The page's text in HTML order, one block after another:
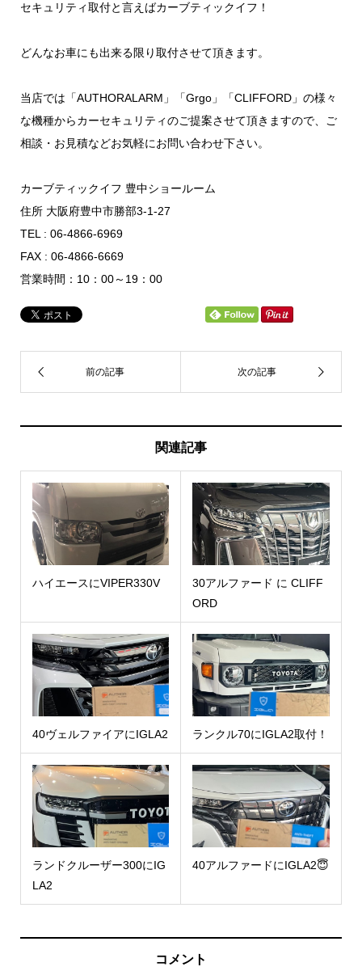
セキュリティ取付と言えばカーブティックイフ！
どんなお車にも出来る限り取付させて頂きます。
当店では「AUTHORALARM」「Grgo」「CLIFFORD」の様々
な機種からカーセキュリティのご提案させて頂きますので、ご
相談・お見積などお気軽にお問い合わせ下さい。
カーブティックイフ 豊中ショールーム
住所 大阪府豊中市勝部3-1-27
TEL : 06-4866-6969
FAX : 06-4866-6669
営業時間：10：00～19：00
関連記事
ハイエースにVIPER330V
30アルファード に CLIFF
ORD
40ヴェルファイアにIGLA2 ランクル70にIGLA2取付！
ランドクルーザー300にIG
LA2
40アルファードにIGLA2😇
コメント